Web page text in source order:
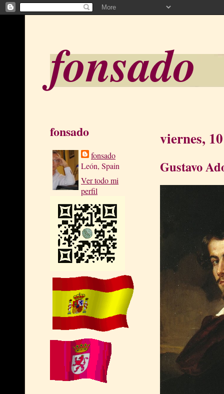
fonsado
fonsado
fonsado
León, Spain
Ver todo mi
perfil
viernes,
Gustavo